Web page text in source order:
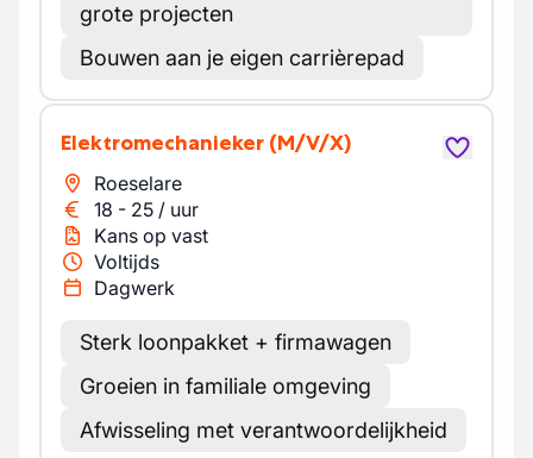
grote projecten
Bouwen aan je eigen carrièrepad
Elektromechanieker (M/V/X)
Roeselare
18 - 25 / uur
Kans op vast
Voltijds
Dagwerk
Sterk loonpakket + firmawagen
Groeien in familiale omgeving
Afwisseling met verantwoordelijkheid